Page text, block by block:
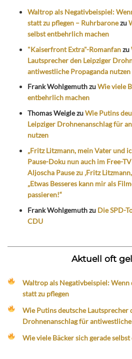
Waltrop als Negativbeispiel:
statt zu pflegen – Ruhrbaronezu
selbst entbehrlich machen
"Kaiserfront Extra"-Romanfanzu
Lautsprecher den Leipziger
antiwestliche Propaganda nutzen
Frank WohlgemuthzuWie viele
entbehrlich machen
Thomas WeiglezuWie Putins
Leipziger Drohnenanschlag für
nutzen
„Fritz Litzmann, mein Vater und
Pause-Doku nun auch im Free-
Aljoscha Pause zu ‚Fritz
„Etwas Besseres kann mir als
passieren!“
Frank Wohlgemuthzu Die SPD-
CDU
Aktuell oft
Waltrop als Negativbeispiel: Wenn
statt zu pflegen
Wie Putins deutsche Lautsprecher
Drohnenanschlag für
Wie viele Bäcker sich gerade